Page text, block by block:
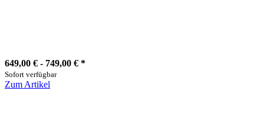
649,00 € - 749,00 € *
Sofort verfügbar
Zum Artikel